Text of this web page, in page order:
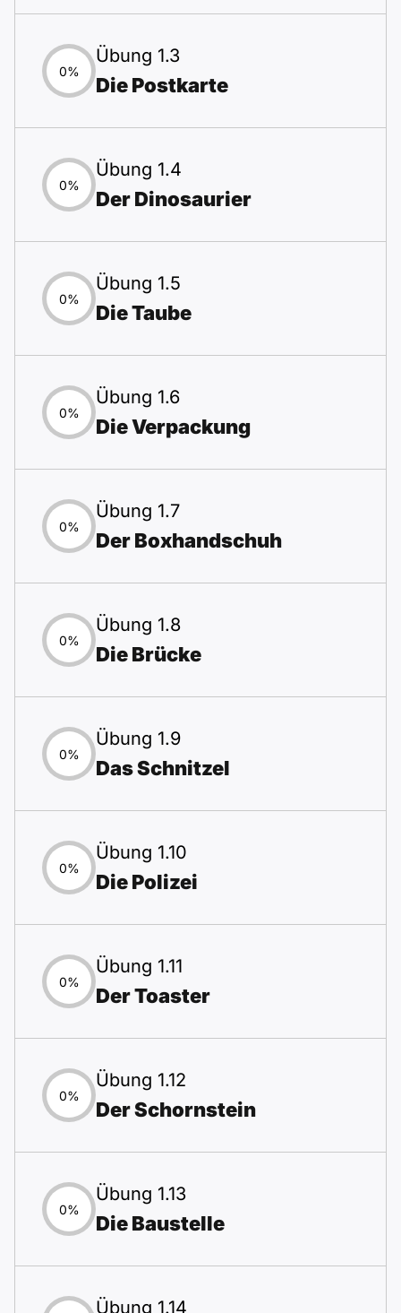
0%
Übung 1.3
Die Postkarte
0%
Übung 1.4
Der Dinosaurier
0%
Übung 1.5
Die Taube
0%
Übung 1.6
Die Verpackung
0%
Übung 1.7
Der Boxhandschuh
0%
Übung 1.8
Die Brücke
0%
Übung 1.9
Das Schnitzel
0%
Übung 1.10
Die Polizei
0%
Übung 1.11
Der Toaster
0%
Übung 1.12
Der Schornstein
0%
Übung 1.13
Die Baustelle
Übung 1.14